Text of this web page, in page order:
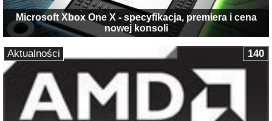
Microsoft Xbox One X - specyfikacja, premiera i cena
nowej konsoli
140
Aktualności